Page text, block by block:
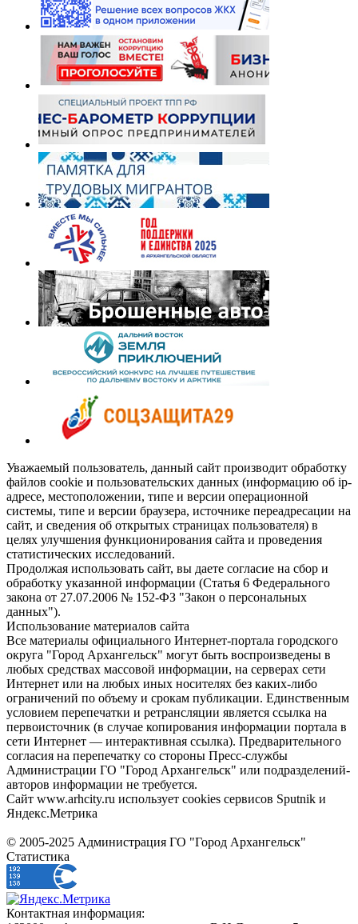
Уважаемый пользователь, данный сайт производит обработку
файлов cookie и пользовательских данных (информацию об ip-
адресе, местоположении, типе и версии операционной
системы, типе и версии браузера, источнике переадресации на
сайт, и сведения об открытых страницах пользователя) в
целях улучшения функционирования сайта и проведения
статистических исследований.
Продолжая использовать сайт, вы даете согласие на сбор и
обработку указанной информации (Статья 6 Федерального
закона от 27.07.2006 № 152-ФЗ "Закон о персональных
данных").
Использование материалов сайта
Все материалы официального Интернет-портала городского
округа "Город Архангельск" могут быть воспроизведены в
любых средствах массовой информации, на серверах сети
Интернет или на любых иных носителях без каких-либо
ограничений по объему и срокам публикации. Единственным
условием перепечатки и ретрансляции является ссылка на
первоисточник (в случае копирования информации портала в
сети Интернет — интерактивная ссылка). Предварительного
согласия на перепечатку со стороны Пресс-службы
Администрации ГО "Город Архангельск" или подразделений-
авторов информации не требуется.
Сайт www.arhcity.ru использует cookies сервисов Sputnik и
Яндекс.Метрика
© 2005-2025 Администрация ГО "Город Архангельск"
Статистика
Контактная информация: